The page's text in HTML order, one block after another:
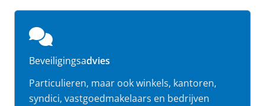
Beveiligingsadvies
Particulieren, maar ook winkels, kantoren,
syndici, vastgoedmakelaars en bedrijven